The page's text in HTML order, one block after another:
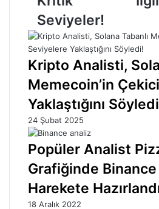
Seviyeler!
Seviyeler!
Kripto Analisti,
Memecoin’in
Yaklaştığını
24 Şubat 2025
Popüler Analist
Grafiğinde
Harekete
18 Aralık 2022